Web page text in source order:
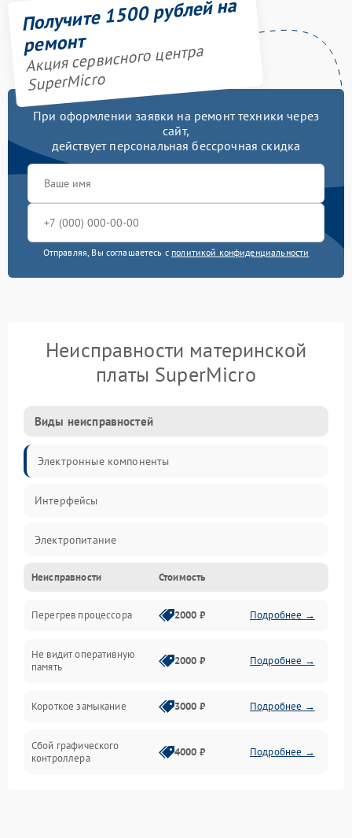
Получите 1500 рублей на
ремонт
Акция сервисного центра
SuperMicro
При оформлении заявки на ремонт техники через
сайт,
действует персональная бессрочная скидка
Отправляя, Вы соглашаетесь с политикой конфиденциальности
Неисправности материнской
платы SuperMicro
Виды неисправностей
Электронные компоненты
Интерфейсы
Электропитание
Корпус/Герметичность
Механика
ПО/Микропрограмма
Неисправности Стоимость
Перегрев процессора 2000 ₽ Подробнее →
Не видит оперативную
память
2000 ₽ Подробнее →
Короткое замыкание 3000 ₽ Подробнее →
Сбой графического
контроллера
4000 ₽ Подробнее →